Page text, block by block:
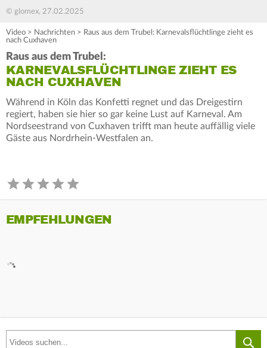
© glomex, 27.02.2025
Video > Nachrichten > Raus aus dem Trubel: Karnevalsflüchtlinge zieht es
nach Cuxhaven
Raus aus dem Trubel:
KARNEVALSFLÜCHTLINGE ZIEHT ES
NACH CUXHAVEN
Während in Köln das Konfetti regnet und das Dreigestirn
regiert, haben sie hier so gar keine Lust auf Karneval. Am
Nordseestrand von Cuxhaven trifft man heute auffällig viele
Gäste aus Nordrhein-Westfalen an.
EMPFEHLUNGEN